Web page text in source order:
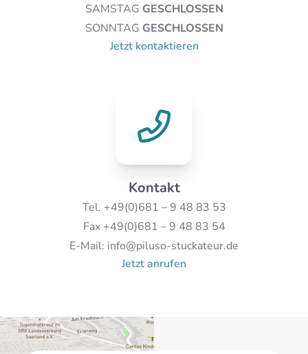
SAMSTAG GESCHLOSSEN
SONNTAG GESCHLOSSEN
Jetzt kontaktieren
Kontakt
Tel. +49(0)681 – 9 48 83 53
Fax +49(0)681 – 9 48 83 54
E-Mail: info@piluso-stuckateur.de
Jetzt anrufen